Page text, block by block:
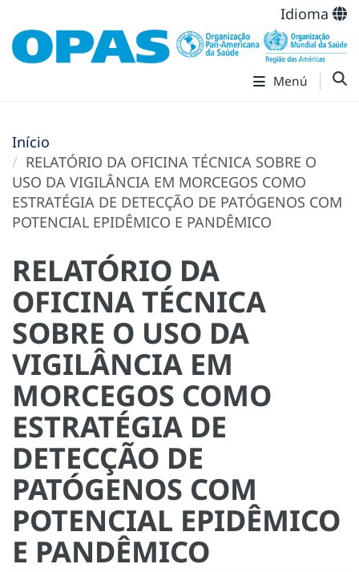
Idioma
Menú
Início
RELATÓRIO DA OFICINA TÉCNICA SOBRE O
USO DA VIGILÂNCIA EM MORCEGOS COMO
ESTRATÉGIA DE DETECÇÃO DE PATÓGENOS COM
POTENCIAL EPIDÊMICO E PANDÊMICO
RELATÓRIO DA
OFICINA TÉCNICA
SOBRE O USO DA
VIGILÂNCIA EM
MORCEGOS COMO
ESTRATÉGIA DE
DETECÇÃO DE
PATÓGENOS COM
POTENCIAL EPIDÊMICO
E PANDÊMICO